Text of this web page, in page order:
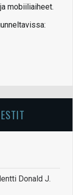
mobiiliaiheet.
Donald J.